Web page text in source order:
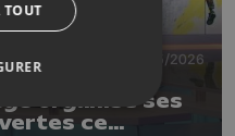
28/05/2026
organise ses
ce
TOUT